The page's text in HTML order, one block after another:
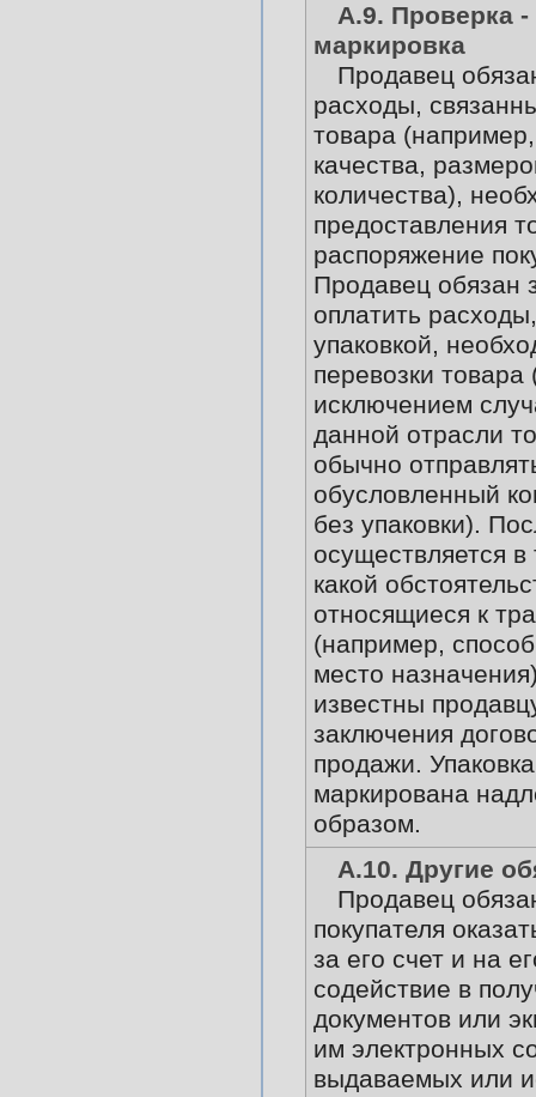
А.9. Проверка -
маркировка
Продавец
расходы,
товара
качества,
количества),
предоставления
распоряжение
Продавец обязан
оплатить
упаковкой,
перевозки товара
исключением
данной отрасли
обычно
обусловленный
без упаковки).
осуществляется
какой
относящиеся к
(например,
место
известны
заключения
продажи.
маркирована
образом.
А.10. Другие
Продавец
покупателя
за его счет и на
содействие в
документов или
им электронных
выдаваемых или